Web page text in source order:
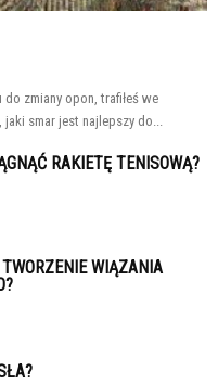
zmiany opon, trafiłeś we
jaki smar jest najlepszy do...
RAKIETĘ TENISOWĄ?
WIĄZANIA